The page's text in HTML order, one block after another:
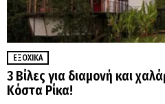
ΕΞΟΧΙΚΆ
3 Βίλες για διαμονή και
Κόστα Ρίκα!